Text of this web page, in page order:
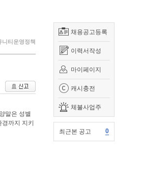
채용공고등록
이력서작성
마이페이지
캐시충전
체불사업주
최근본 공고 0
니티운영정책
말은 성별
까지 지키